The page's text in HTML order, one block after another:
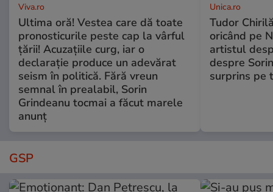
Viva.ro
Ultima oră! Vestea care dă toate
pronosticurile peste cap la vârful
țării! Acuzațiile curg, iar o
declarație produce un adevărat
seism în politică. Fără vreun
semnal în prealabil, Sorin
Grindeanu tocmai a făcut marele
anunț
Unica.ro
Tudor
oricând pe
artistul
despre
surprins pe
GSP